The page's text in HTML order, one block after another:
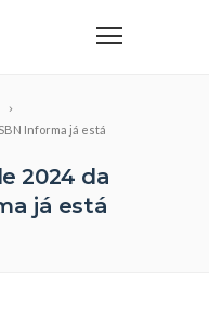
Informa já está
2024 da
já está